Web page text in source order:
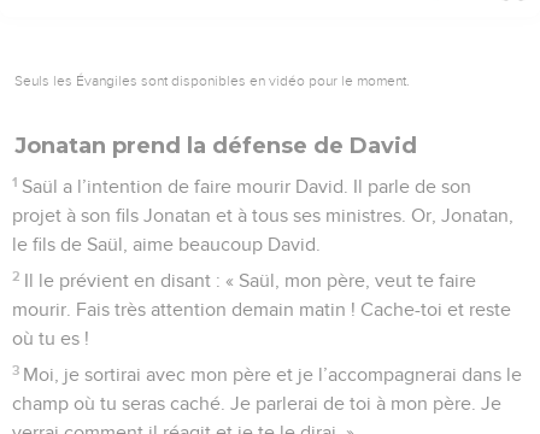
Seuls les Évangiles sont disponibles en vidéo pour le moment.
Jonatan prend la défense de David
1 Saül a l’intention de faire mourir David. Il parle de son
projet à son fils Jonatan et à tous ses ministres. Or, Jonatan,
le fils de Saül, aime beaucoup David.
2 Il le prévient en disant : « Saül, mon père, veut te faire
mourir. Fais très attention demain matin ! Cache-toi et reste
où tu es !
3 Moi, je sortirai avec mon père et je l’accompagnerai dans le
champ où tu seras caché. Je parlerai de toi à mon père. Je